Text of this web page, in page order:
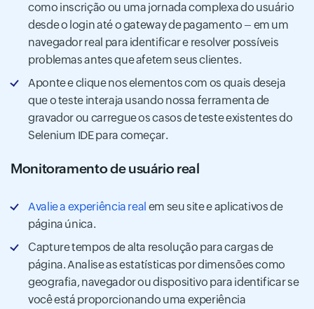
como inscrição ou uma jornada complexa do usuário
desde o login até o gateway de pagamento – em um
navegador real para identificar e resolver possíveis
problemas antes que afetem seus clientes.
Aponte e clique nos elementos com os quais deseja
que o teste interaja usando nossa ferramenta de
gravador ou carregue os casos de teste existentes do
Selenium IDE para começar.
Monitoramento de usuário real
Avalie a experiência real em seu site e aplicativos de
página única.
Capture tempos de alta resolução para cargas de
página. Analise as estatísticas por dimensões como
geografia, navegador ou dispositivo para identificar se
você está proporcionando uma experiência